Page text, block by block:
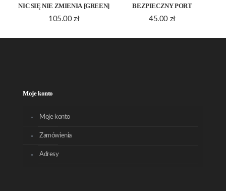
NIC SIĘ NIE ZMIENIA [GREEN]
105.00 zł
BEZPIECZNY PORT
45.00 zł
Moje konto
Moje konto
Zamówienia
Adresy